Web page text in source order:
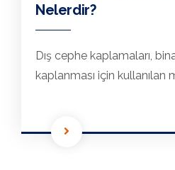
Nelerdir?
Dış cephe kaplamaları,
kaplanması için kullanılan